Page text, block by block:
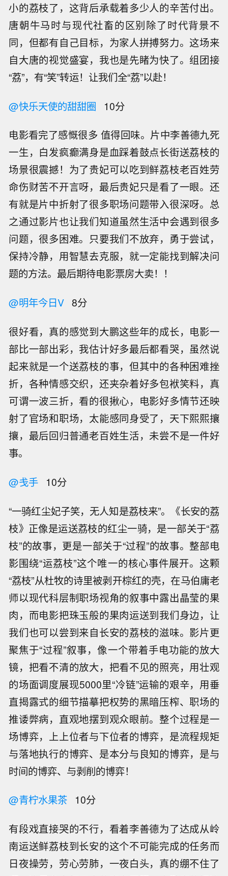
小的荔枝了，这背后承载着多少人的辛苦付出。
唐朝牛马时与现代社畜的区别除了时代背景不
同，但都有自己目标，为家人拼搏努力。这场来
自大唐的视觉盛宴，我也是先睹为快了。组团接
“荔”，有“笑”转运！让我们全“荔”以赴！
@快乐天使的甜甜圈 10分
电影看完了感慨很多 值得回味。片中李善德九死
一生，白发疯癫满身是血踩着鼓点长街送荔枝的
场景很震撼！为了贵妃可以吃到鲜荔枝老百姓劳
命伤财苦不开言呀，最后贵妃只是看了一眼。还
有就是片中折射了很多职场问题带入很深呀。总
之通过影片也让我们知道虽然生活中会遇到很多
问题，很多困难。只要我们不放弃，勇于尝试，
保持冷静，用智慧去克服，就一定能找到解决问
题的方法。最后期待电影票房大卖！！
@明年今日V 8分
很好看，真的感觉到大鹏这些年的成长，电影一
部比一部出彩，我估计好多最后都看哭，虽然说
起来就是一个送荔枝的事，但其中的各种困难挫
折，各种情感交织，还夹杂着好多包袱笑料，真
可谓一波三折，看的很揪心，电影好多情节还映
射了官场和职场，太能感同身受了，天下熙熙攘
攘，最后回归普通老百姓生活，未尝不是一件好
事。
@戋手 10分
“一骑红尘妃子笑，无人知是荔枝来”。《长安的荔
枝》正像是运送荔枝的红尘一骑，是一部关于“荔
枝”的故事，更是一部关于“过程”的故事。整部电
影围绕“运荔枝”这个唯一的核心事件展开。这颗
“荔枝”从杜牧的诗里被剥开棕红的壳，在马伯庸老
师以现代科层制职场视角的叙事中露出晶莹的果
肉，而电影把珠玉般的果肉运送到我们身边，让
我们也可以尝到来自长安的荔枝的滋味。影片更
聚焦于“过程”叙事，像一个带着手电功能的放大
镜，把看不清的放大，把看不见的照亮，用壮观
的场面调度展现5000里“冷链”运输的艰辛，用垂
直揭露式的细节描摹把权势的黑暗压榨、职场的
推诿弊病，直观地摆到观众眼前。整个过程是一
场博弈，上上位者与下位者的博弈，是流程规矩
与落地执行的博弈、是本分与良知的博弈，是与
时间的博弈、与剥削的博弈！
@青柠水果茶 10分
有段戏直接哭的不行，看着李善德为了达成从岭
南运送鲜荔枝到长安的这个不可能完成的任务而
日夜操劳，劳心劳肺，一夜白头，真的绷不住了